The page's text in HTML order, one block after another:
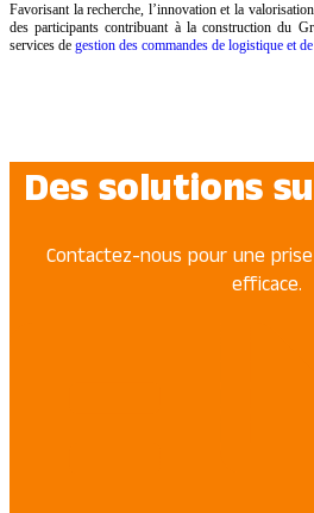
Favorisant la recherche, l’innovation et la
des participants contribuant à la construction du
services de gestion des commandes de logistique et
Des solutions
Contactez-nous pour une
efficace.